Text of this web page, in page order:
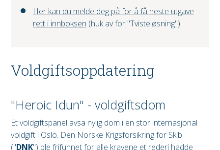
Her kan du melde deg på for å få neste utgave
rett i innboksen (huk av for "Tvisteløsning")
Voldgiftsoppdatering
"Heroic Idun" - voldgiftsdom
Et voldgiftspanel avsa nylig dom i en stor internasjonal
voldgift i Oslo. Den Norske Krigsforsikring for Skib
("DNK") ble frifunnet for alle kravene et rederi hadde